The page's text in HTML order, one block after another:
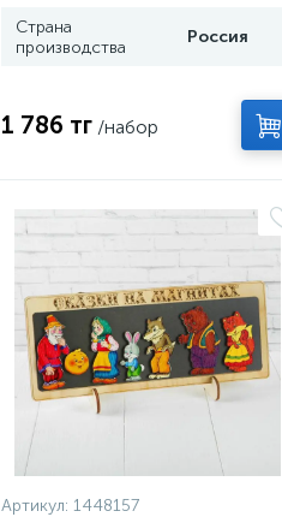
Страна
производства
Россия
1 786 тг /набор
Артикул: 1448157